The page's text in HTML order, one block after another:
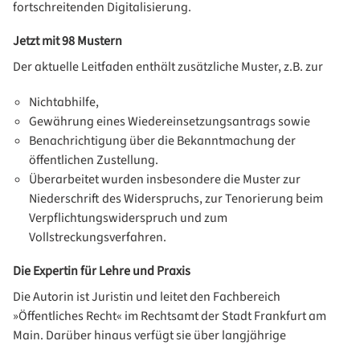
fortschreitenden Digitalisierung.
Jetzt mit 98 Mustern
Der aktuelle Leitfaden enthält zusätzliche Muster, z.B. zur
Nichtabhilfe,
Gewährung eines Wiedereinsetzungsantrags sowie
Benachrichtigung über die Bekanntmachung der
öffentlichen Zustellung.
Überarbeitet wurden insbesondere die Muster zur
Niederschrift des Widerspruchs, zur Tenorierung beim
Verpflichtungswiderspruch und zum
Vollstreckungsverfahren.
Die Expertin für Lehre und Praxis
Die Autorin ist Juristin und leitet den Fachbereich
»Öffentliches Recht« im Rechtsamt der Stadt Frankfurt am
Main. Darüber hinaus verfügt sie über langjährige